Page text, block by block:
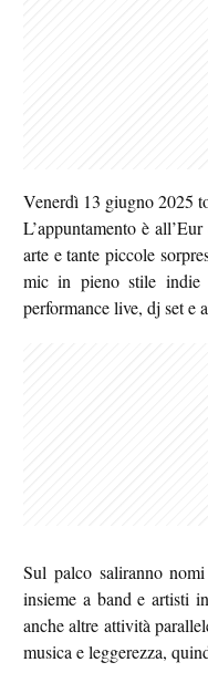
Venerdì 13 giugno 2025
L’appuntamento è
arte e tante piccole
mic in pieno stile indie
performance live, dj set e
Sul palco saliranno
insieme a band e artisti
anche altre attività
musica e leggerezza,